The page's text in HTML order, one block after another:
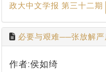
政大中文学报 第三十二期
必要与艰难──张放解
作者:侯如绮